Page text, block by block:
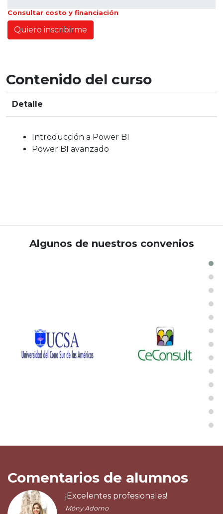
Consultar costo y financiación
Quiero inscribirme
Contenido del curso
Detalle
Introducción a Power BI
Power BI avanzado
Algunos de nuestros convenios
Comentarios de alumnos
¡Excelentes profesionales!
Móny Adorno